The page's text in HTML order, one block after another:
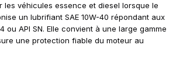
les véhicules essence et diesel lorsque le
un lubrifiant SAE 10W-40 répondant aux
ou API SN. Elle convient à une large gamme
une protection fiable du moteur au